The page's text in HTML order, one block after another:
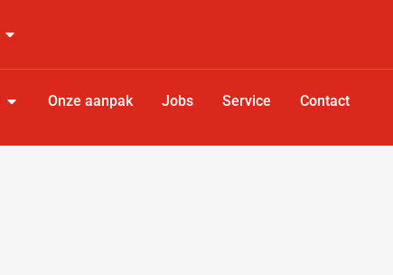
Onze aanpak Jobs Service Contact